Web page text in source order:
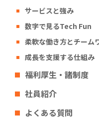
サービスと強み
数字で見るTech Fun
柔軟な働き方とチーム
成長を支援する仕組み
福利厚生・諸制度
社員紹介
よくある質問